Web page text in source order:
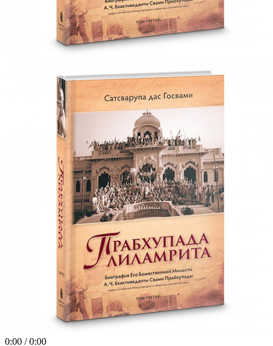
0:00 /0:00